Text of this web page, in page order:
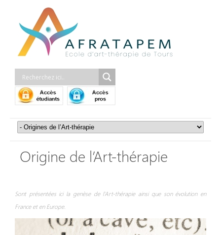
Origine de l’Art-thérapie
Sont présentées ici la genèse de l’Art-thérapie ainsi que son évolution en
France et en Europe.